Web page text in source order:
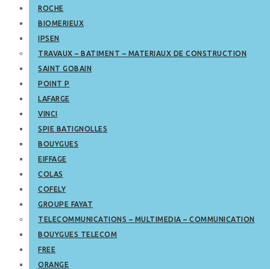
ROCHE
BIOMERIEUX
IPSEN
TRAVAUX – BATIMENT – MATERIAUX DE CONSTRUCTION
SAINT GOBAIN
POINT P
LAFARGE
VINCI
SPIE BATIGNOLLES
BOUYGUES
EIFFAGE
COLAS
COFELY
GROUPE FAYAT
TELECOMMUNICATIONS – MULTIMEDIA – COMMUNICATION
BOUYGUES TELECOM
FREE
ORANGE